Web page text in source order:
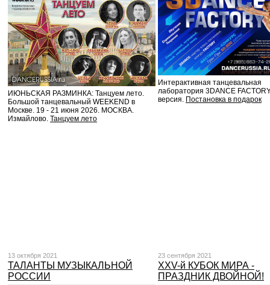
ИЮНЬСКАЯ РАЗМИНКА: Танцуем лето.
Большой танцевальный WEEKEND в
Москве. 19 - 21 июня 2026. МОСКВА.
Измайлово. Танцуем лето
Интерактивная танцевальная
лаборатория 3DANCE
версия. Постановка в подарок
13 октября 2021
ТАЛАНТЫ МУЗЫКАЛЬНОЙ
РОССИИ
23 сентября 2021
XXV-й КУБОК МИРА -
ПРАЗДНИК ДВОЙНОЙ!